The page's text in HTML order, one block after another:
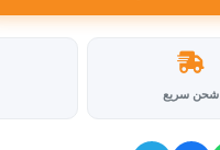
شحن سريع